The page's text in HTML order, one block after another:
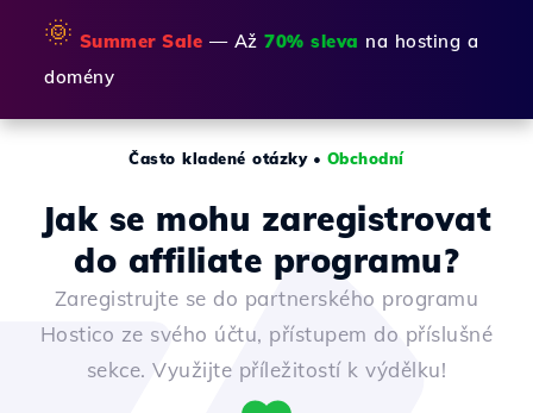
🌞 Summer Sale — Až 70% sleva na hosting a
domény
Často kladené otázky• Obchodní
Jak se mohu zaregistrovat
do affiliate programu?
Zaregistrujte se do partnerského programu
Hostico ze svého účtu, přístupem do příslušné
sekce. Využijte příležitostí k výdělku!